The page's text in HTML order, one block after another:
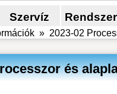
Szervíz
» 2023-02
és